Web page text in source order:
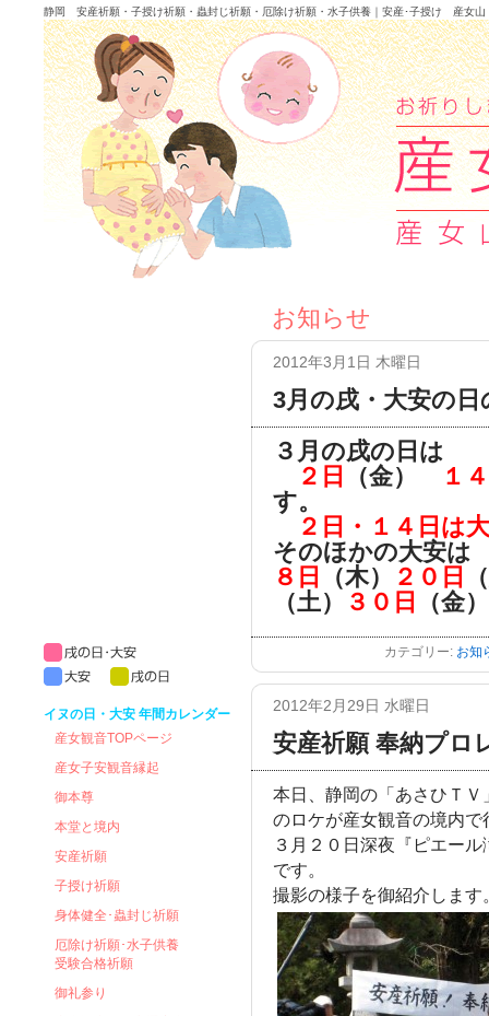
静岡 安産祈願・子授け祈願・蟲封じ祈願・厄除け祈願・水子供養｜安産･子授け 産女
お知らせ
2012年3月1日 木曜日
3月の戌・大安の日
３月の戌の日は
２日
（金）
１
す。
２日・１４日は
そのほかの大安は
８日
（木） ２０日
（土）
３０日 （金
カテゴリー: お知
2012年2月29日 水曜日
安産祈願 奉納プロ
本日、静岡の「あさひＴＶ
のロケが産女観音の境内で
３月２０日深夜『ピエー
です。
撮影の様子を御紹介します
イヌの日・大安 年間カレンダー
産女観音TOPページ
産女子安観音縁起
御本尊
本堂と境内
安産祈願
子授け祈願
身体健全･蟲封じ祈願
厄除け祈願･水子供養
受験合格祈願
御礼参り